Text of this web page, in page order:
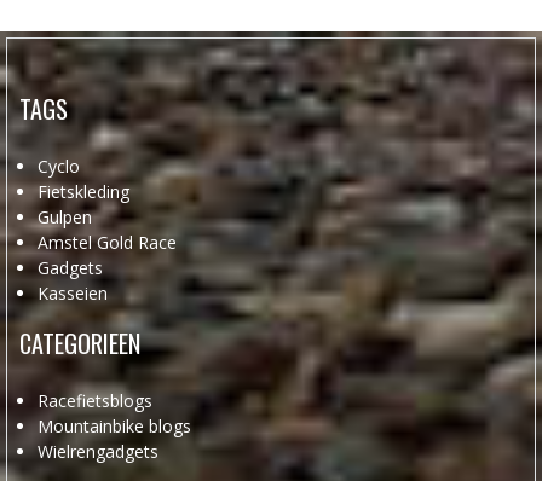
TAGS
Cyclo
Fietskleding
Gulpen
Amstel Gold Race
Gadgets
Kasseien
CATEGORIEEN
Racefietsblogs
Mountainbike blogs
Wielrengadgets